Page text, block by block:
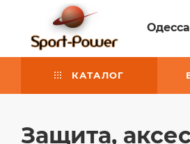
Одесса
КАТАЛОГ
Защита,